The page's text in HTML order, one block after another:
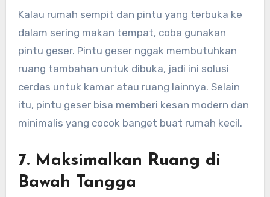
Kalau rumah sempit dan pintu yang terbuka ke
dalam sering makan tempat, coba gunakan
pintu geser. Pintu geser nggak membutuhkan
ruang tambahan untuk dibuka, jadi ini solusi
cerdas untuk kamar atau ruang lainnya. Selain
itu, pintu geser bisa memberi kesan modern dan
minimalis yang cocok banget buat rumah kecil.
7. Maksimalkan Ruang di
Bawah Tangga